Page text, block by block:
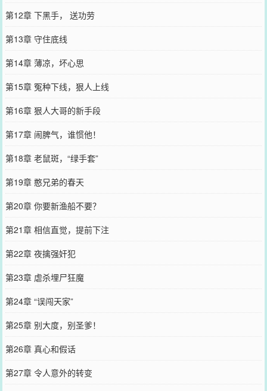
第12章 下黑手， 送功劳
第13章 守住底线
第14章 薄凉，坏心思
第15章 冤种下线，狠人上线
第16章 狠人大哥的新手段
第17章 闹脾气，谁惯他！
第18章 老鼠斑，“绿手套”
第19章 憨兄弟的春天
第20章 你要新渔船不要？
第21章 相信直觉，提前下注
第22章 夜擒强奸犯
第23章 虐杀埋尸狂魔
第24章 “误闯天家”
第25章 别大度，别圣爹！
第26章 真心和假话
第27章 令人意外的转变